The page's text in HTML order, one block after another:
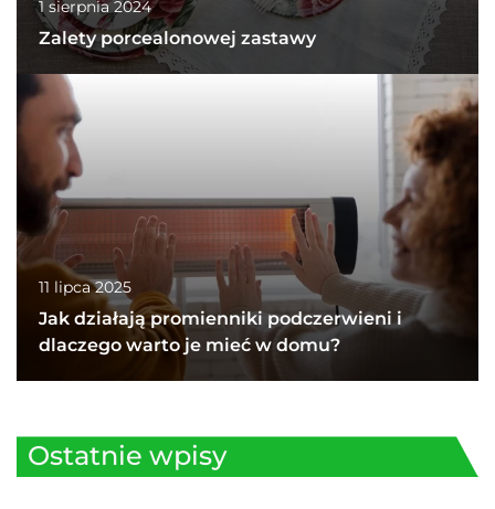
1 sierpnia 2024
Zalety porcealonowej zastawy
11 lipca 2025
Jak działają promienniki podczerwieni i
dlaczego warto je mieć w domu?
Ostatnie wpisy